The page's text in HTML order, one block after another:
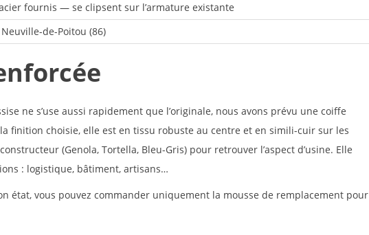
fournis — se clipsent sur l’armature existante
de-Poitou (86)
ne s’use aussi rapidement que l’originale, nous avons prévu une coiffe
finition choisie, elle est en tissu robuste au centre et en simili-cuir sur les
(Genola, Tortella, Bleu-Gris) pour retrouver l’aspect d’usine. Elle
: logistique, bâtiment, artisans…
état, vous pouvez commander uniquement la mousse de remplacement pour